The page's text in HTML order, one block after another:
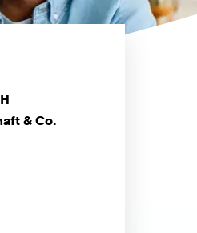
& Co.